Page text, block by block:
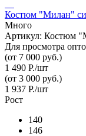
Костюм "Милан"
Много
Артикул: Костюм
Для просмотра
(от 7 000 руб.)
1 490 Р./шт
(от 3 000 руб.)
1 937 Р./шт
Рост
140
146